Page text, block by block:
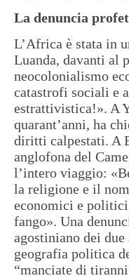
La denuncia
L’Africa è stata in
Luanda, davanti al
neocolonialismo
catastrofi sociali e
estrattivistica!». A
quarant’anni, ha
diritti calpestati. A
anglofona del
l’intero viaggio:
la religione e il
economici e
fango». Una
agostiniano dei
geografia politica
“manciate di